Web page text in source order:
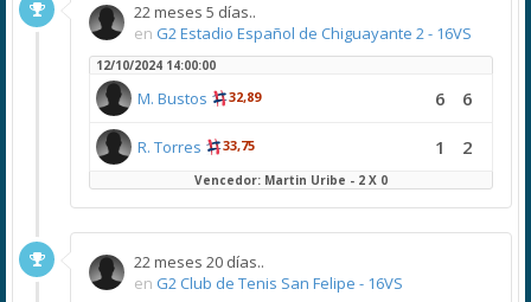
22 meses 5 días..
en G2 Estadio Español de Chiguayante 2 - 16VS
12/10/2024 14:00:00
M. Bustos 32,89 6 6
R. Torres 33,75 1 2
Vencedor: Martin Uribe - 2 X 0
22 meses 20 días..
en G2 Club de Tenis San Felipe - 16VS